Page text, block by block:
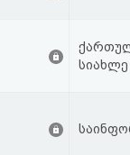
სიახლე